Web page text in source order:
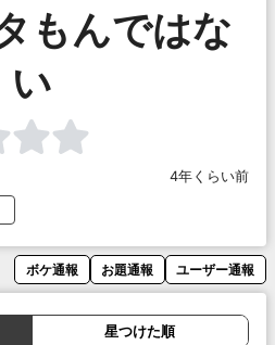
もんではな
い
4年くらい前
ボケ通報 お題通報 ユーザー通報
星つけた順